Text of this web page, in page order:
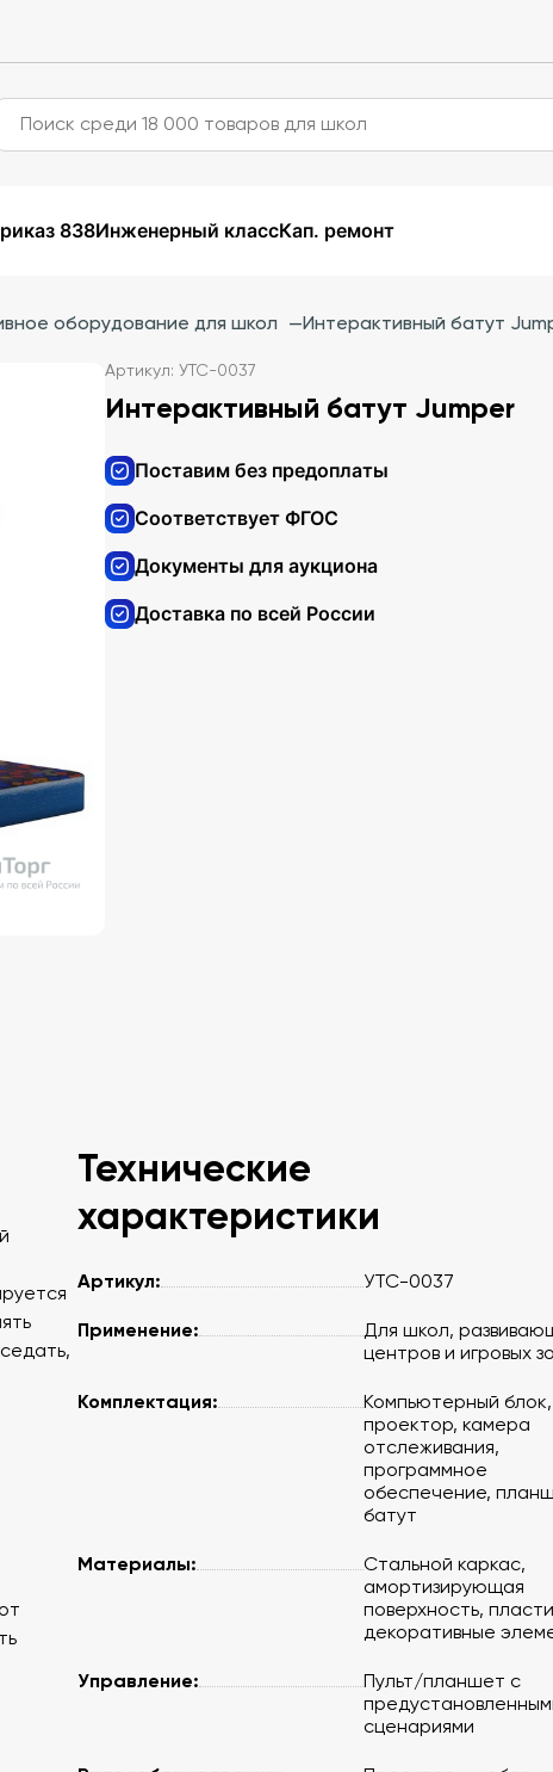
838Инженерный классКап. ремонт
оборудование для школ —Интерактивный батут
Артикул: УТС-0037
Интерактивный батут Jumper
Поставим без предоплаты
Соответствует ФГОС
Документы для аукциона
Доставка по всей России
Технические
характеристики
Артикул: УТС-0037
Применение:
Для школ,
центров и игровых
Комплектация:
Компьютерный блок,
проектор, камера
отслеживания,
программное
обеспечение,
батут
Материалы:
Стальной каркас,
амортизирующая
поверхность,
декоративные
Управление:
Пульт/планшет с
сценариями